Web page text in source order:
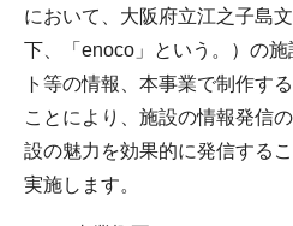
において、大阪府立江之子島
下、「enoco」という。）の
ト等の情報、本事業で制作す
ことにより、施設の情報発信
設の魅力を効果的に発信する
実施します。